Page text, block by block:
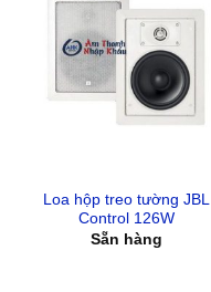
Loa hộp treo tường JBL
Control 126W
Sẵn hàng